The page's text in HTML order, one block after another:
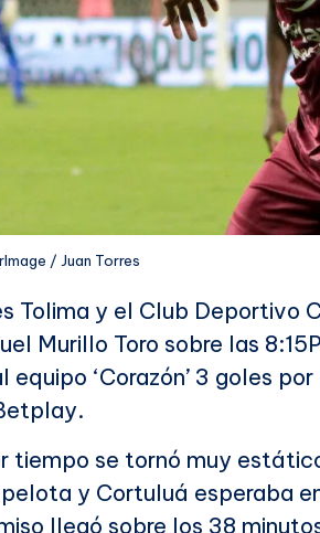
/ Juan Torres
Tolima y el Club Deportivo
Murillo Toro sobre las
equipo ‘Corazón’ 3 goles
tiempo se tornó muy
y Cortuluá esperaba
llegó sobre los 38